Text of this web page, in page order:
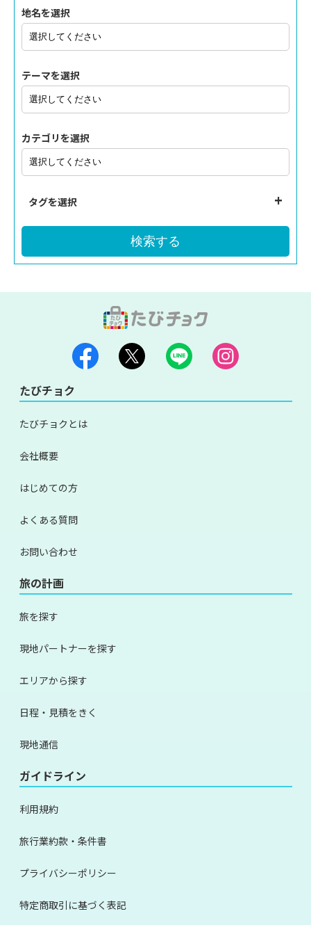
地名を選択
テーマを選択
カテゴリを選択
タグを選択
検索する
たびチョク
たびチョクとは
会社概要
はじめての方
よくある質問
お問い合わせ
旅の計画
旅を探す
現地パートナーを探す
エリアから探す
日程・見積をきく
現地通信
ガイドライン
利用規約
旅行業約款・条件書
プライバシーポリシー
特定商取引に基づく表記